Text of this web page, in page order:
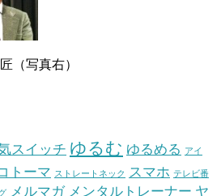
（写真右）
スイッチ ゆるむ ゆるめる アイ
トーマ ストレートネック スマホ テレビ番
メルマガ メンタルトレーナー ヤ